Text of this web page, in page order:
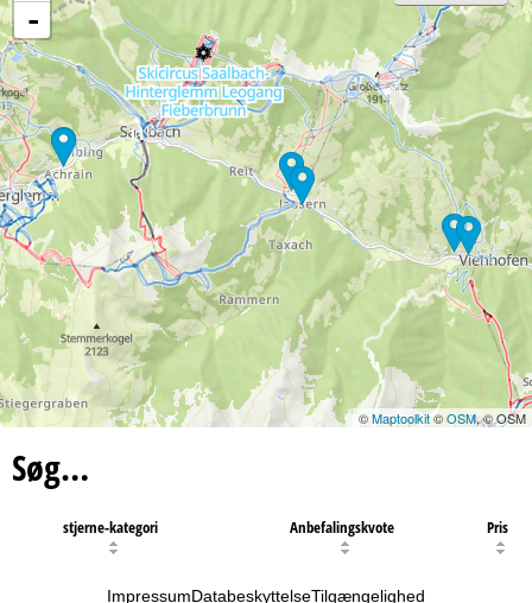
11
-
©Maptoolkit©OSM, © OSM
Søg…
stjerne-kategori Anbefalingskvote Pris
ImpressumDatabeskyttelseTilgængelighed